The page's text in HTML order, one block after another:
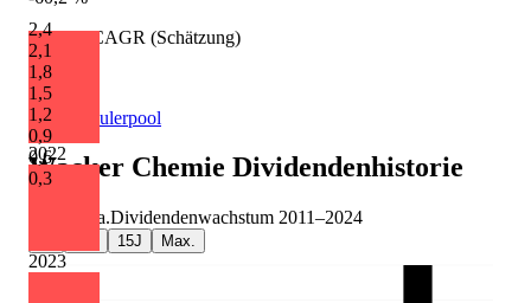
2022
2023
2,4
2,1
1,8
1,5
1,2
0,9
0,6
0,3
Umsatz-CAGR (Schätzung)
+3,5 %
Quelle: Eulerpool
Wacker Chemie Dividendenhistorie
p.a.Dividendenwachstum 2011–2024
15J Max.